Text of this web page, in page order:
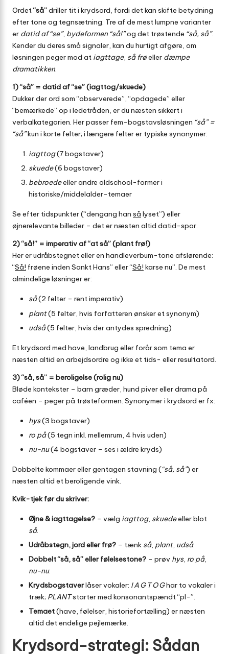
Ordet“så”driller tit i krydsord, fordi det kan skifte betydning
efter tone og tegnsætning. Tre af de mest lumpne varianter
er datid af “se”, bydeformen “så!”og det trøstende “så, så”.
Kender du deres små signaler, kan du hurtigt afgøre, om
løsningen peger mod at iagttage, så frøeller dæmpe
dramatikken.
1) “så” = datid af “se” (iagttog/skuede)
Dukker der ord som “observerede”, “opdagede” eller
“bemærkede” op i ledetråden, er du næsten sikkert i
verbalkategorien. Her passer fem-bogstavsløsningen “så” =
“så”kun i korte felter; i længere felter er typiske synonymer:
iagttog(7 bogstaver)
skuede(6 bogstaver)
bebroedeeller andre oldschool-former i
historiske/middelalder-temaer
Se efter tidspunkter (“dengang han så lyset”) eller
øjnerelevante billeder – det er næsten altid datid-spor.
2) “så!” = imperativ af “at så” (plant frø!)
Her er udråbstegnet eller en handleverbum-tone afslørende:
“Så! frøene inden Sankt Hans” eller “Så! karse nu”. De mest
almindelige løsninger er:
så(2 felter – rent imperativ)
plant(5 felter, hvis forfatteren ønsker et synonym)
udså(5 felter, hvis der antydes spredning)
Et krydsord med have, landbrug eller forår som tema er
næsten altid en arbejdsordre og ikke et tids- eller resultatord.
3) “så, så” = beroligelse (rolig nu)
Bløde kontekster – barn græder, hund piver eller drama på
caféen – peger på trøsteformen. Synonymer i krydsord er fx:
hys(3 bogstaver)
ro på(5 tegn inkl. mellemrum, 4 hvis uden)
nu-nu(4 bogstaver – ses i ældre kryds)
Dobbelte kommaer eller gentagen stavning (“så, så”) er
næsten altid et beroligende vink.
Kvik-tjek før du skriver:
Øjne & iagttagelse? – vælg iagttog, skuedeeller blot
så.
Udråbstegn, jord eller frø? – tænk så, plant, udså.
Dobbelt “så, så” eller følelsestone? – prøv hys, ro på,
nu-nu.
Krydsbogstaverlåser vokaler: I A G T O Ghar to vokaler i
træk; PLANTstarter med konsonantspændt “pl-”.
Temaet(have, følelser, historiefortælling) er næsten
altid det endelige pejlemærke.
Krydsord-strategi: Sådan